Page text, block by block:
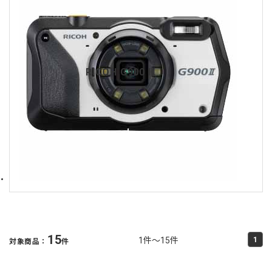
RICOH G900 II
対象商品： 15件 1件～15件 1